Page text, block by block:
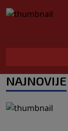
NAJNOVIJE